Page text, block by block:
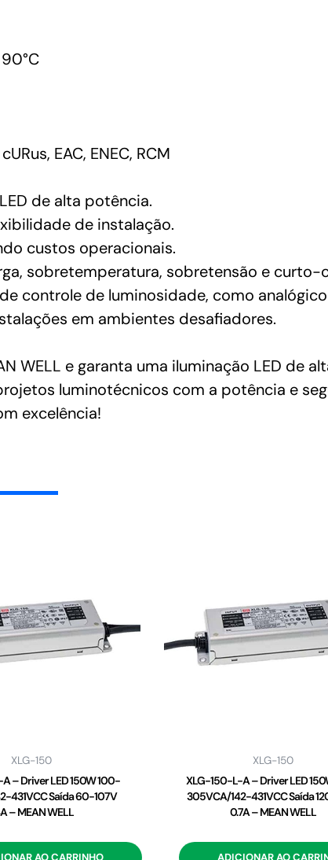
EAC, ENEC, RCM
de alta potência.
de instalação.
custos operacionais.
sobretemperatura, sobretensão e curto-
controle de luminosidade, como analógico
em ambientes desafiadores.
WELL e garanta uma iluminação LED de
luminotécnicos com a potência e
excelência!
XLG-150
– Driver LED 150W 100-
431VCC Saída 60-107V
– MEAN WELL
AO CARRINHO
XLG-150
XLG-150-L-A – Driver LED
305VCA/142-431VCC Saída
0.7A – MEAN WELL
ADICIONAR AO